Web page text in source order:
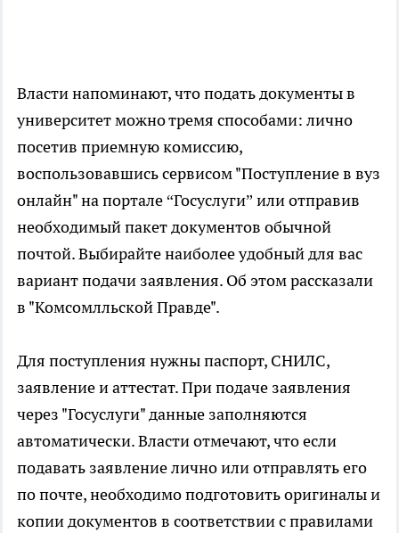
Власти напоминают, что подать документы в
университет можно тремя способами: лично
посетив приемную комиссию,
воспользовавшись сервисом "Поступление в вуз
онлайн" на портале “Госуслуги” или отправив
необходимый пакет документов обычной
почтой. Выбирайте наиболее удобный для вас
вариант подачи заявления. Об этом рассказали
в "Комсомлльской Правде".
Для поступления нужны паспорт, СНИЛС,
заявление и аттестат. При подаче заявления
через "Госуслуги" данные заполняются
автоматически. Власти отмечают, что если
подавать заявление лично или отправлять его
по почте, необходимо подготовить оригиналы и
копии документов в соответствии с правилами